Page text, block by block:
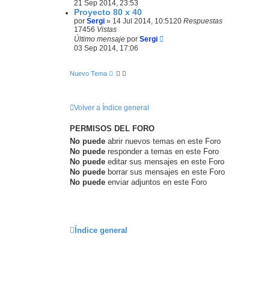
21 Sep 2014, 23:53
Proyecto 80 x 40
por Sergi » 14 Jul 2014, 10:51 20 Respuestas
17456 Vistas
Último mensaje por Sergi
03 Sep 2014, 17:06
Nuevo Tema
Volver a Índice general
PERMISOS DEL FORO
No puede abrir nuevos temas en este Foro
No puede responder a temas en este Foro
No puede editar sus mensajes en este Foro
No puede borrar sus mensajes en este Foro
No puede enviar adjuntos en este Foro
Índice general